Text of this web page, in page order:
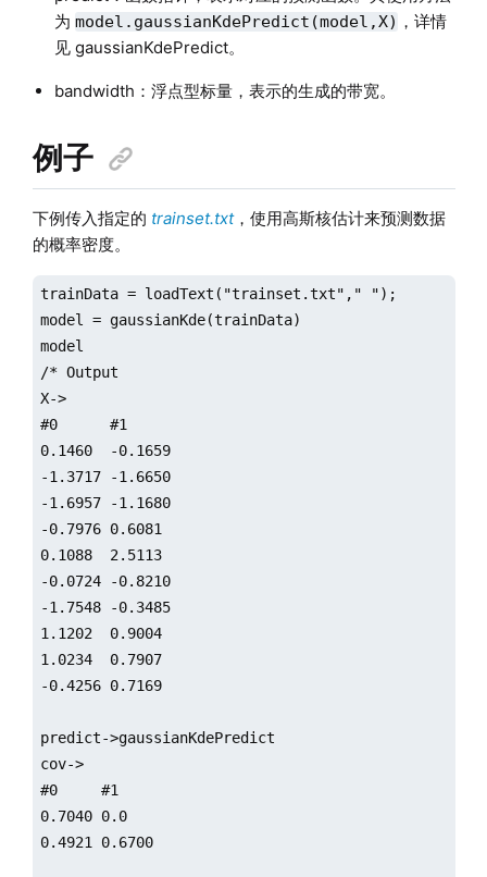
为 model.gaussianKdePredict(model,X) ，详情
见 gaussianKdePredict。
bandwidth：浮点型标量，表示的生成的带宽。
例子
下例传入指定的 trainset.txt，使用高斯核估计来预测数据
的概率密度。
trainData = loadText("trainset.txt"," ");
model = gaussianKde(trainData)
model
/* Output
X->
#0      #1
0.1460  -0.1659
-1.3717 -1.6650
-1.6957 -1.1680
-0.7976 0.6081
0.1088  2.5113
-0.0724 -0.8210
-1.7548 -0.3485
1.1202  0.9004
1.0234  0.7907
-0.4256 0.7169
predict->gaussianKdePredict
cov->
#0     #1
0.7040 0.0
0.4921 0.6700